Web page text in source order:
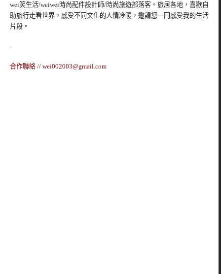
wei笑生活/weiwei時尚配件設計師/時尚旅遊部落客。旅居各地，喜歡自
助旅行走看世界，感受不同文化的人情冷暖，邀請您一同感受我的生活
片段。
-
合作聯絡 // wei002003@gmail.com